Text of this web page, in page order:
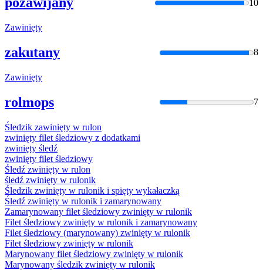
10
Zawinięty
zakutany 8
Zawinięty
rolmops 7
Śledzik zawinięty w rulon
zwinięty filet śledziowy z dodatkami
zwinięty śledź
zwinięty filet śledziowy
Śledź zwinięty w rulon
śledź zwinięty w rulonik
Śledzik zwinięty w rulonik i spięty wykałaczką
Śledź zwinięty w rulonik i zamarynowany
Zamarynowany filet śledziowy zwinięty w rulonik
Filet śledziowy zwinięty w rulonik i zamarynowany
Filet śledziowy (marynowany) zwinięty w rulonik
Filet śledziowy zwinięty w rulonik
Marynowany filet śledziowy zwinięty w rulonik
Marynowany śledzik zwinięty w rulonik